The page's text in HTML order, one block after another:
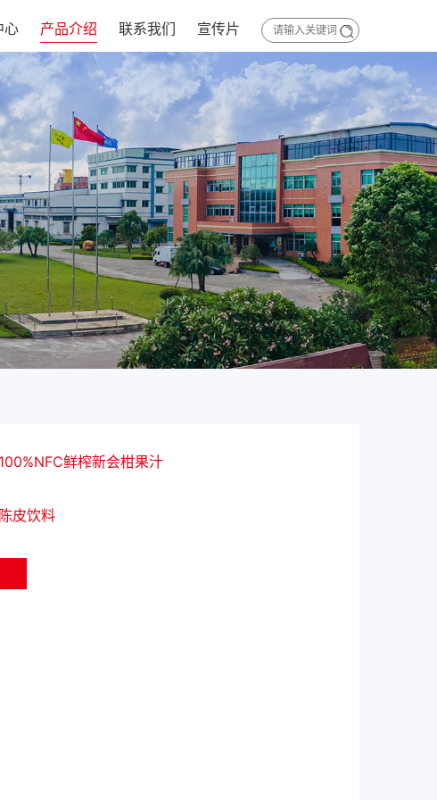
心 产品介绍 联系我们 宣传片
100%NFC鲜榨新会柑果汁
陈皮饮料